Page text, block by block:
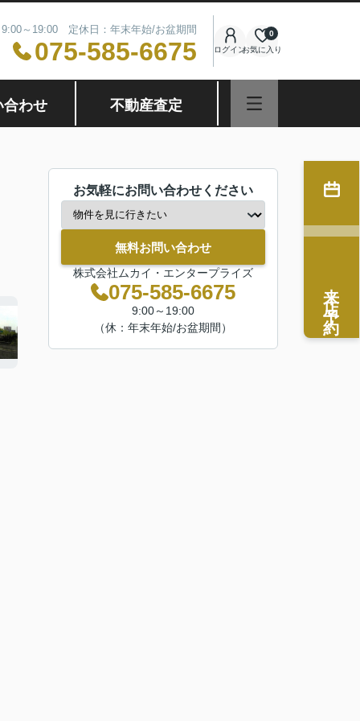
～19:00 定休日：年末年始/お盆期間
075-585-6675 ログインお気に入り
0
合わせ 不動産査定
お気軽にお問い合わせください
無料お問い合わせ
株式会社ムカイ・エンタープライズ
075-585-6675
9:00～19:00
（休：年末年始/お盆期間）
来店予約